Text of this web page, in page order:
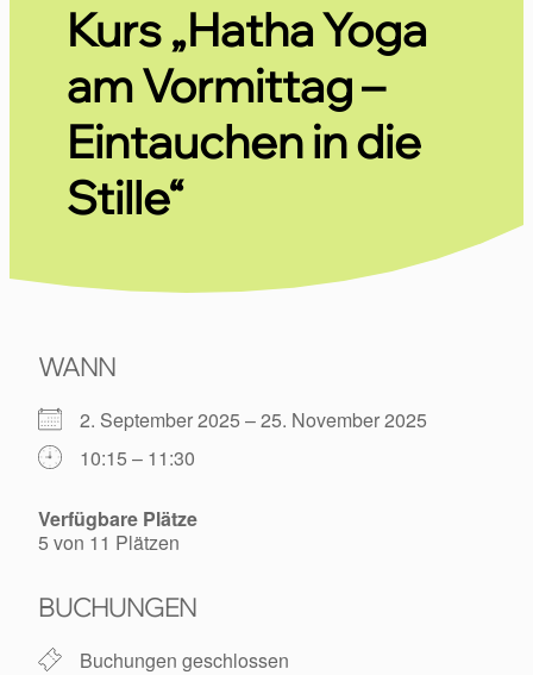
Kurs „Hatha Yoga
am Vormittag –
Eintauchen in die
Stille“
WANN
2. September 2025 – 25. November 2025
10:15 – 11:30
Verfügbare Plätze
5 von 11 Plätzen
BUCHUNGEN
Buchungen geschlossen